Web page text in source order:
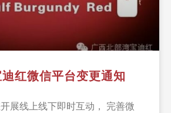
红微信平台变更通知
展线上线下即时互动， 完善微